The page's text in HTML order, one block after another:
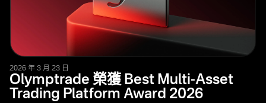
2026 年 3 月 23 日
Olymptrade 榮獲 Best Multi-Asset
Trading Platform Award 2026